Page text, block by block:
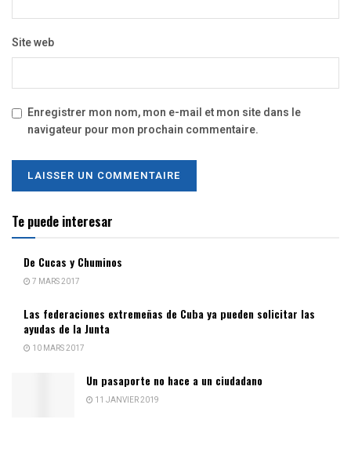
Site web
Enregistrer mon nom, mon e-mail et mon site dans le
navigateur pour mon prochain commentaire.
Te puede interesar
De Cucas y Chuminos
7 MARS 2017
Las federaciones extremeñas de Cuba ya pueden solicitar las
ayudas de la Junta
10 MARS 2017
Un pasaporte no hace a un ciudadano
11 JANVIER 2019